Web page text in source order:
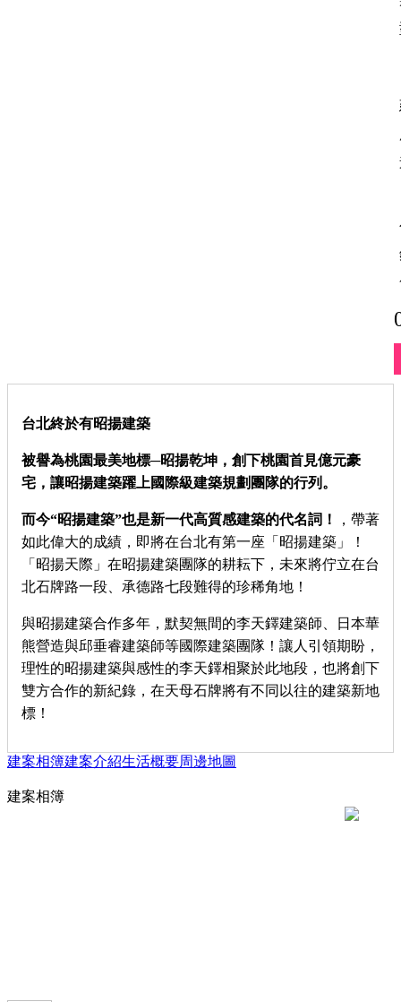
台北終於有昭揚建築
被譽為桃園最美地標─昭揚乾坤，創下桃園首見億元豪
宅，讓昭揚建築躍上國際級建築規劃團隊的行列。
而今“昭揚建築”也是新一代高質感建築的代名詞！
，帶著
如此偉大的成績，即將在台北有第一座「昭揚建築」！
「昭揚天際」在昭揚建築團隊的耕耘下，未來將佇立在台
北石牌路一段、承德路七段難得的珍稀角地！
與昭揚建築合作多年，默契無間的李天鐸建築師、日本華
熊營造與邱垂睿建築師等國際建築團隊！讓人引領期盼，
理性的昭揚建築與感性的李天鐸相聚於此地段，也將創下
雙方合作的新紀錄，在天母石牌將有不同以往的建築新地
標！
建案相簿建案介紹生活概要周邊地圖
建案相簿